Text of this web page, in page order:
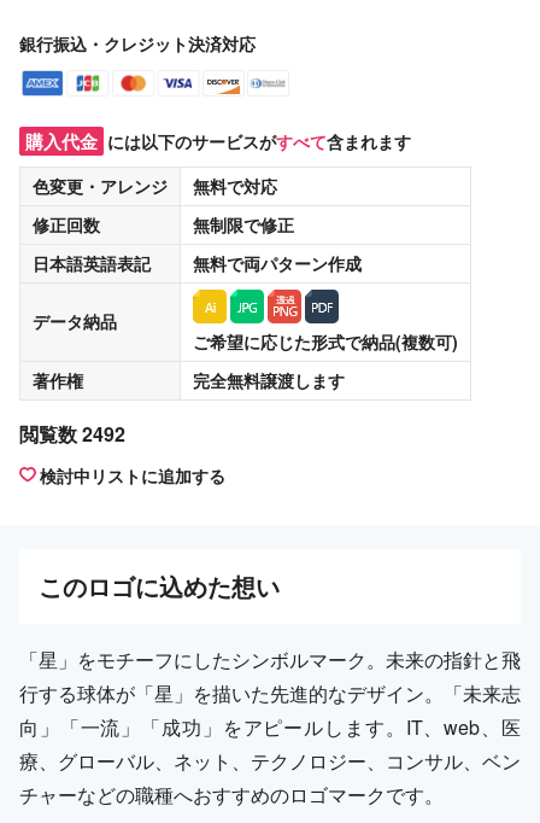
銀行振込・クレジット決済対応
購入代金 には以下のサービスがすべて含まれます
色変更・アレンジ
無料で対応
修正回数
無制限で修正
日本語英語表記
無料で両パターン作成
データ納品
ご希望に応じた形式で納品(複数可)
著作権
完全無料譲渡します
閲覧数 2492
検討中リストに追加する
このロゴに込めた想い
「星」をモチーフにしたシンボルマーク。未来の指針と飛
行する球体が「星」を描いた先進的なデザイン。「未来志
向」「一流」「成功」をアピールします。IT、web、医
療、グローバル、ネット、テクノロジー、コンサル、ベン
チャーなどの職種へおすすめのロゴマークです。